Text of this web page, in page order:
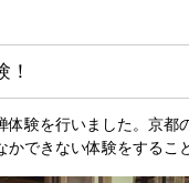
！
体験を行いました。京都
かできない体験をするこ